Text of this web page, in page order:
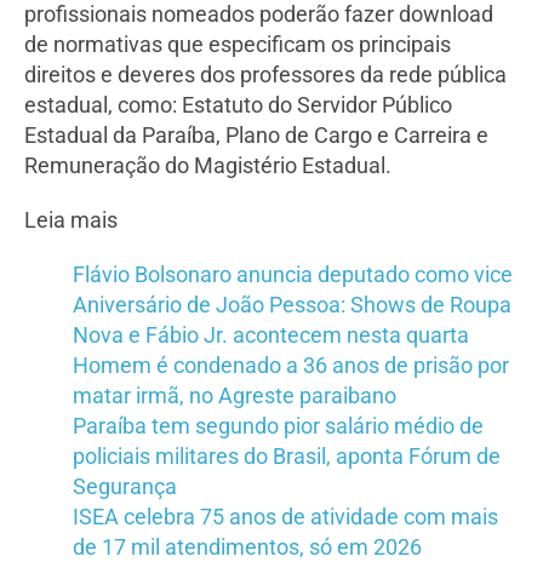
profissionais nomeados poderão fazer download
de normativas que especificam os principais
direitos e deveres dos professores da rede pública
estadual, como: Estatuto do Servidor Público
Estadual da Paraíba, Plano de Cargo e Carreira e
Remuneração do Magistério Estadual.
Leia mais
Flávio Bolsonaro anuncia deputado como vice
Aniversário de João Pessoa: Shows de Roupa
Nova e Fábio Jr. acontecem nesta quarta
Homem é condenado a 36 anos de prisão por
matar irmã, no Agreste paraibano
Paraíba tem segundo pior salário médio de
policiais militares do Brasil, aponta Fórum de
Segurança
ISEA celebra 75 anos de atividade com mais
de 17 mil atendimentos, só em 2026